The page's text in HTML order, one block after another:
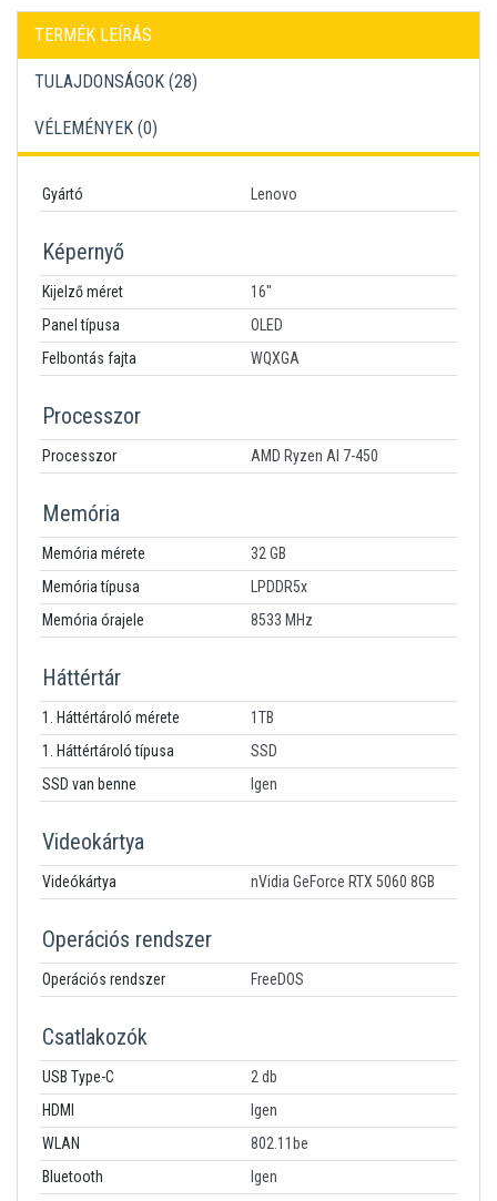
TERMÉK LEÍRÁS
TULAJDONSÁGOK (28)
VÉLEMÉNYEK (0)
Gyártó Lenovo
Képernyő
Kijelző méret
16"
Panel típusa
OLED
Felbontás fajta
WQXGA
Processzor
Processzor AMD Ryzen AI 7-450
Memória
Memória mérete
32 GB
Memória típusa
LPDDR5x
Memória órajele
8533 MHz
Háttértár
1. Háttértároló mérete
1TB
1. Háttértároló típusa
SSD
SSD van benne
Igen
Videokártya
Videókártya nVidia GeForce RTX 5060 8GB
Operációs rendszer
Operációs rendszer FreeDOS
Csatlakozók
USB Type-C
2 db
HDMI
Igen
WLAN
802.11be
Bluetooth
Igen